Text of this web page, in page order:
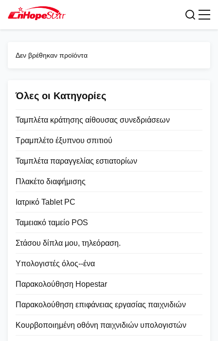
Υπολογιστές όλος--ένα
Δεν βρέθηκαν προϊόντα
Όλες οι Κατηγορίες
Ταμπλέτα κράτησης αίθουσας συνεδριάσεων
Τραμπλέτο έξυπνου σπιτιού
Ταμπλέτα παραγγελίας εστιατορίων
Πλακέτο διαφήμισης
Ιατρικό Tablet PC
Ταμειακό ταμείο POS
Στάσου δίπλα μου, τηλεόραση.
Υπολογιστές όλος--ένα
Παρακολούθηση Hopestar
Παρακολούθηση επιφάνειας εργασίας παιχνιδιών
Κουρβοποιημένη οθόνη παιχνιδιών υπολογιστών